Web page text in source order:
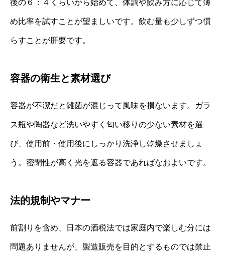
後の６：４くらいから始めて、体調や飲み方に応じて薄
め比率を試すことが望ましいです。飲む量も少しずつ慣
らすことが肝要です。
容器の衛生と素材選び
容器が不潔だと雑菌が混じって風味を損ないます。ガラ
ス瓶や陶器など洗いやすく匂い移りの少ない素材を選
び、使用前・使用後にしっかり洗浄し乾燥させましょ
う。密閉性が高く光を遮る容器であればなおよいです。
法的規制やマナー
前割りを含め、日本の酒税法では家庭内で楽しむ分には
問題ありませんが、製造販売を目的とするものでは禁止